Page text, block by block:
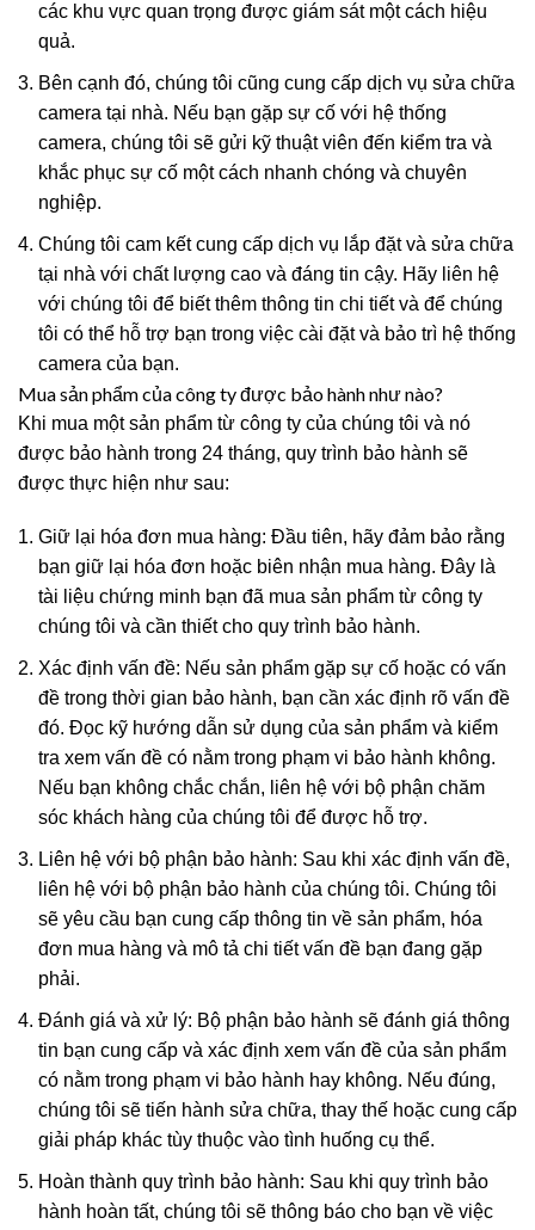
các khu vực quan trọng được giám sát một cách hiệu
quả.
Bên cạnh đó, chúng tôi cũng cung cấp dịch vụ sửa chữa
camera tại nhà. Nếu bạn gặp sự cố với hệ thống
camera, chúng tôi sẽ gửi kỹ thuật viên đến kiểm tra và
khắc phục sự cố một cách nhanh chóng và chuyên
nghiệp.
Chúng tôi cam kết cung cấp dịch vụ lắp đặt và sửa chữa
tại nhà với chất lượng cao và đáng tin cậy. Hãy liên hệ
với chúng tôi để biết thêm thông tin chi tiết và để chúng
tôi có thể hỗ trợ bạn trong việc cài đặt và bảo trì hệ thống
camera của bạn.
Mua sản phẩm của công ty được bảo hành như nào?
Khi mua một sản phẩm từ công ty của chúng tôi và nó
được bảo hành trong 24 tháng, quy trình bảo hành sẽ
được thực hiện như sau:
Giữ lại hóa đơn mua hàng: Đầu tiên, hãy đảm bảo rằng
bạn giữ lại hóa đơn hoặc biên nhận mua hàng. Đây là
tài liệu chứng minh bạn đã mua sản phẩm từ công ty
chúng tôi và cần thiết cho quy trình bảo hành.
Xác định vấn đề: Nếu sản phẩm gặp sự cố hoặc có vấn
đề trong thời gian bảo hành, bạn cần xác định rõ vấn đề
đó. Đọc kỹ hướng dẫn sử dụng của sản phẩm và kiểm
tra xem vấn đề có nằm trong phạm vi bảo hành không.
Nếu bạn không chắc chắn, liên hệ với bộ phận chăm
sóc khách hàng của chúng tôi để được hỗ trợ.
Liên hệ với bộ phận bảo hành: Sau khi xác định vấn đề,
liên hệ với bộ phận bảo hành của chúng tôi. Chúng tôi
sẽ yêu cầu bạn cung cấp thông tin về sản phẩm, hóa
đơn mua hàng và mô tả chi tiết vấn đề bạn đang gặp
phải.
Đánh giá và xử lý: Bộ phận bảo hành sẽ đánh giá thông
tin bạn cung cấp và xác định xem vấn đề của sản phẩm
có nằm trong phạm vi bảo hành hay không. Nếu đúng,
chúng tôi sẽ tiến hành sửa chữa, thay thế hoặc cung cấp
giải pháp khác tùy thuộc vào tình huống cụ thể.
Hoàn thành quy trình bảo hành: Sau khi quy trình bảo
hành hoàn tất, chúng tôi sẽ thông báo cho bạn về việc